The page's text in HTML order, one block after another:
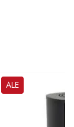
ALE